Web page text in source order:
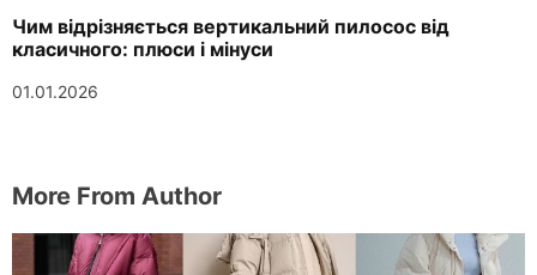
Чим відрізняється вертикальний пилосос від
класичного: плюси і мінуси
01.01.2026
More From Author